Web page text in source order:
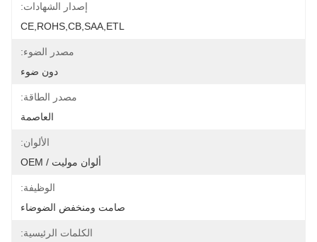
إصدار الشهادات:
CE,ROHS,CB,SAA,ETL
مصدر الضوء:
دون ضوء
مصدر الطاقة:
العاصمة
الألوان:
ألوان موليت / OEM
الوظيفة:
صامت ومنخفض الضوضاء
الكلمات الرئيسية: